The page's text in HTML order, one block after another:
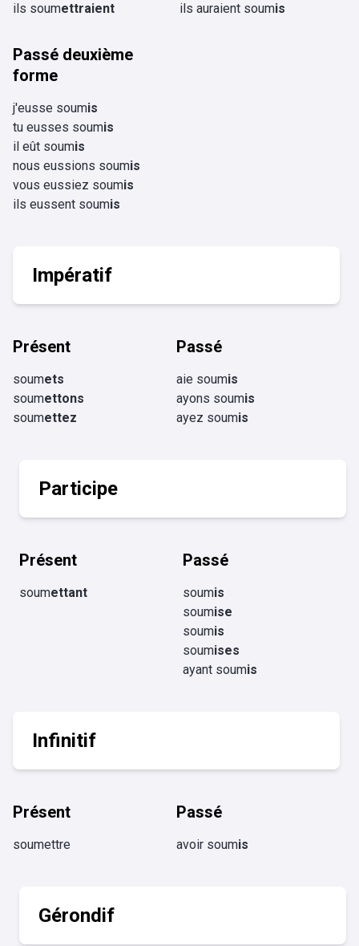
ils soumettraient ils auraient soumis
Passé deuxième
forme
j'eusse soumis
tu eusses soumis
il eût soumis
nous eussions soumis
vous eussiez soumis
ils eussent soumis
Impératif
Présent
soumets
soumettons
soumettez
Passé
aie soumis
ayons soumis
ayez soumis
Participe
Présent
soumettant
Passé
soumis
soumise
soumis
soumises
ayant soumis
Infinitif
Présent
soumettre
Passé
avoir soumis
Gérondif